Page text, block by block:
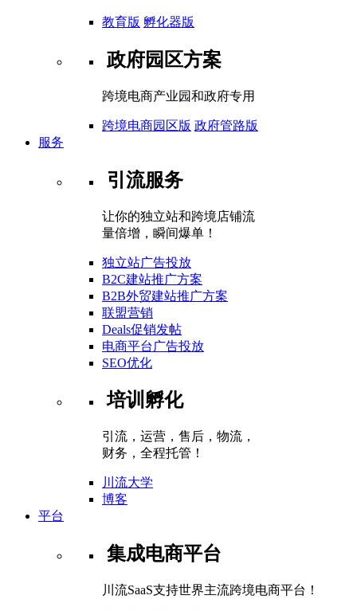
教育版 孵化器版
政府园区方案
跨境电商产业园和政府专用
跨境电商园区版 政府管路版
服务
引流服务
让你的独立站和跨境店铺流
量倍增，瞬间爆单！
独立站广告投放
B2C建站推广方案
B2B外贸建站推广方案
联盟营销
Deals促销发帖
电商平台广告投放
SEO优化
培训孵化
引流，运营，售后，物流，
财务，全程托管！
川流大学
博客
平台
集成电商平台
川流SaaS支持世界主流跨境电商平台！